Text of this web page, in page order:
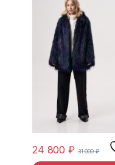
24 800₽ 31 000₽